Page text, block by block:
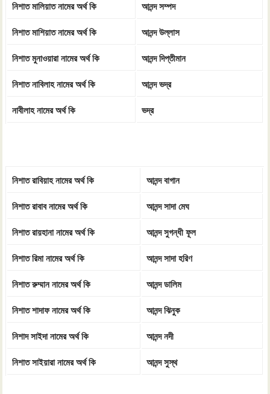
নিশাত মালিয়াত নামের অর্থ কি আনন্দ সম্পদ
নিশাত মাশিয়াত নামের অর্থ কি আনন্দ উল্লাস
নিশাত মুনাওয়ারা নামের অর্থ কি আনন্দ দিপ্তীমান
নিশাত নাবিলাহ নামের অর্থ কি আনন্দ ভদ্র
নাবীলাহ নামের অর্থ কি ভদ্র
নিশাত রাবিয়াহ নামের অর্থ কি আনন্দ বাগান
নিশাত রাবাব নামের অর্থ কি আনন্দ সাদা মেঘ
নিশাত রায়হানা নামের অর্থ কি আনন্দ সুগন্ধী ফূল
নিশাত রিমা নামের অর্থ কি আনন্দ সাদা হরিণ
নিশাত রুম্মান নামের অর্থ কি আনন্দ ডালিম
নিশাত শাদাফ নামের অর্থ কি আনন্দ ঝিনুক
নিশাদ সাইদা নামের অর্থ কি আনন্দ নদী
নিশাত সাইয়ারা নামের অর্থ কি আনন্দ সুস্থ